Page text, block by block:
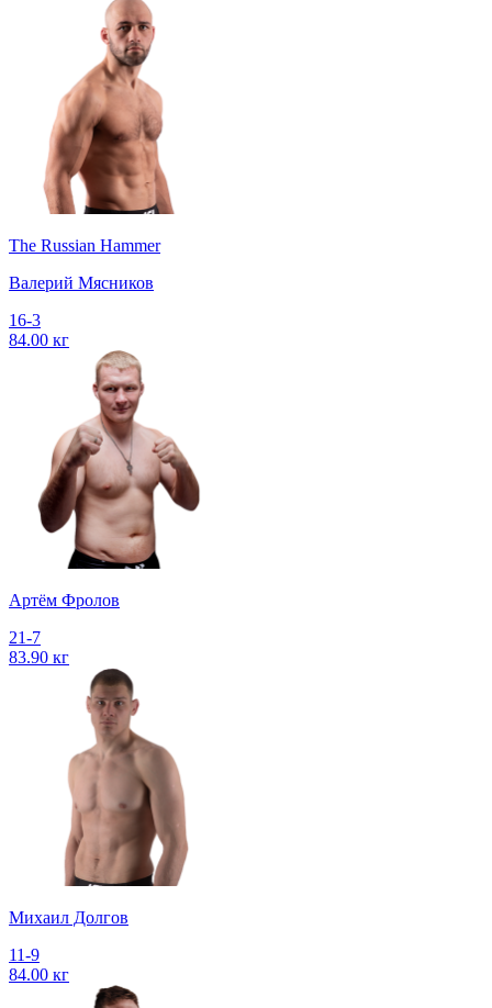
The Russian Hammer
Валерий Мясников
16-3
84.00 кг
Артём Фролов
21-7
83.90 кг
Михаил Долгов
11-9
84.00 кг